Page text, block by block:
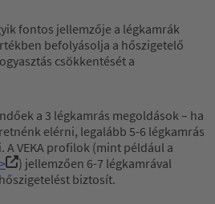
fontos jellemzője a légkamrák
befolyásolja a hőszigetelő
csökkentését a
a 3 légkamrás megoldások – ha
elérni, legalább 5-6 légkamrás
VEKA profilok (mint például a
) jellemzően 6-7 légkamrával
biztosít.